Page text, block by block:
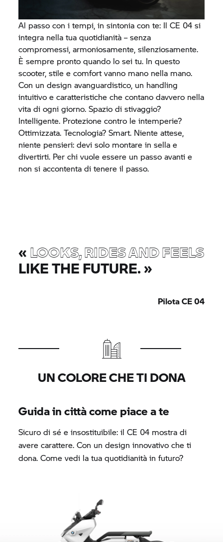
Al passo con i tempi, in sintonia con te: IlCE 04 si
integra nella tua quotidianità – senza
compromessi, armoniosamente, silenziosamente.
È sempre pronto quando lo sei tu. In questo
scooter, stile e comfort vanno mano nella mano.
Con un design avanguardistico, un handling
intuitivo e caratteristiche che contano davvero nella
vita di ogni giorno. Spazio di stivaggio?
Intelligente. Protezione contro le intemperie?
Ottimizzata. Tecnologia? Smart. Niente attese,
niente pensieri: devi solo montare in sella e
divertirti. Per chi vuole essere un passo avanti e
non si accontenta di tenere il passo.
«LOOKS, RIDES AND FEELS
LIKE THE FUTURE.»
PilotaCE 04
UN COLORE CHE TI DONA
Guida in città come piace a te
Sicuro di sé e insostituibile: ilCE 04 mostra di
avere carattere. Con un design innovativo che ti
dona. Come vedi la tua quotidianità in futuro?